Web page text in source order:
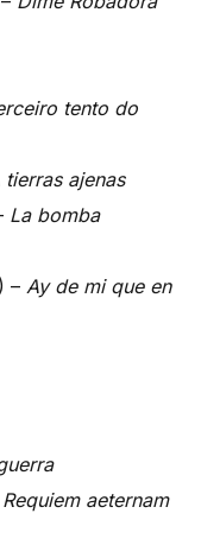
tento do
tierras ajenas
La bomba
– Ay de mi que en
Requiem aeternam